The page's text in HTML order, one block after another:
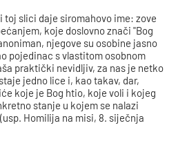
slici daje siromahovo ime: zove
koje doslovno znači "Bog
njegove su osobine jasno
pojedinac s vlastitom osobnom
praktički nevidljiv, za nas je netko
jedno lice i, kao takav, dar,
koje je Bog htio, koje voli i kojeg
stanje u kojem se nalazi
Homilija na misi, 8. siječnja